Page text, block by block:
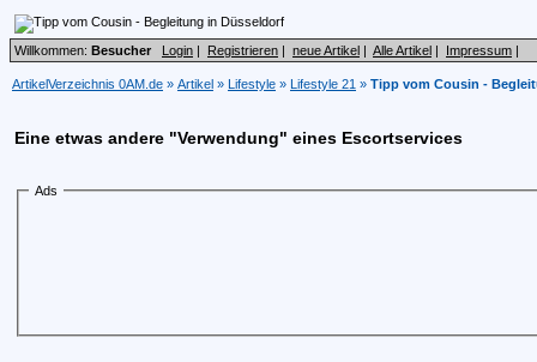
Willkommen: Besucher Login | Registrieren | neue Artikel | Alle Artikel | Impressum |
ArtikelVerzeichnis 0AM.de » Artikel » Lifestyle » Lifestyle 21 » Tipp vom Cousin -
Eine etwas andere "Verwendung" eines Escortservices
Ads